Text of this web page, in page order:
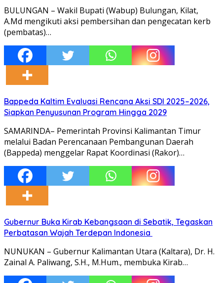
BULUNGAN – Wakil Bupati (Wabup) Bulungan, Kilat,
A.Md mengikuti aksi pembersihan dan pengecatan kerb
(pembatas)…
Bappeda Kaltim Evaluasi Rencana Aksi SDI 2025–2026,
Siapkan Penyusunan Program Hingga 2029
SAMARINDA– Pemerintah Provinsi Kalimantan Timur
melalui Badan Perencanaan Pembangunan Daerah
(Bappeda) menggelar Rapat Koordinasi (Rakor)…
Gubernur Buka Kirab Kebangsaan di Sebatik, Tegaskan
Perbatasan Wajah Terdepan Indonesia
NUNUKAN – Gubernur Kalimantan Utara (Kaltara), Dr. H.
Zainal A. Paliwang, S.H., M.Hum., membuka Kirab…